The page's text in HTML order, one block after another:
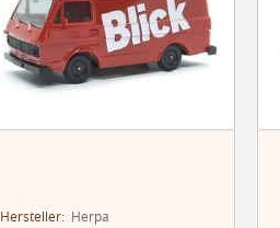
Hersteller:Herpa